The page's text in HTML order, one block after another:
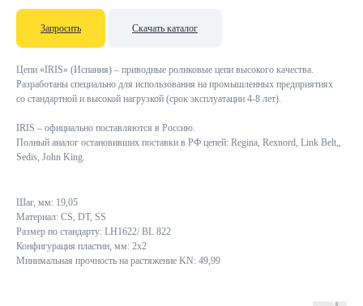
Запросить Скачать каталог
Цепи «IRIS» (Испания) – приводные роликовые цепи высокого качества.
Разработаны специально для использования на промышленных предприятиях
со стандартной и высокой нагрузкой (срок эксплуатации 4-8 лет).
IRIS – официально поставляются в Россию.
Полный аналог остановивших поставки в РФ цепей: Regina, Rexnord, Link Belt,,
Sedis, John King.
Шаг, мм: 19,05
Материал: CS, DT, SS
Размер по стандарту: LH1622/ BL 822
Конфигурация пластин, мм: 2x2
Минимальная прочность на растяжение KN: 49,99